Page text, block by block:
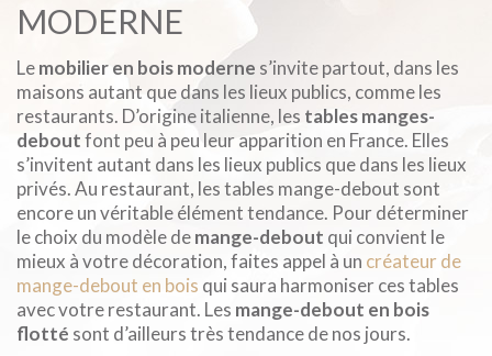
MODERNE
Lemobilier en bois moderne s’invite partout, dans les
maisons autant que dans les lieux publics, comme les
restaurants. D’origine italienne, les tables manges-
deboutfont peu à peu leur apparition en France. Elles
s’invitent autant dans les lieux publics que dans les lieux
privés. Au restaurant, les tables mange-debout sont
encore un véritable élément tendance. Pour déterminer
le choix du modèle demange-debout qui convient le
mieux à votre décoration, faites appel à un créateur de
mange-debout en bois qui saura harmoniser ces tables
avec votre restaurant. Les mange-debout en bois
flotté sont d’ailleurs très tendance de nos jours.